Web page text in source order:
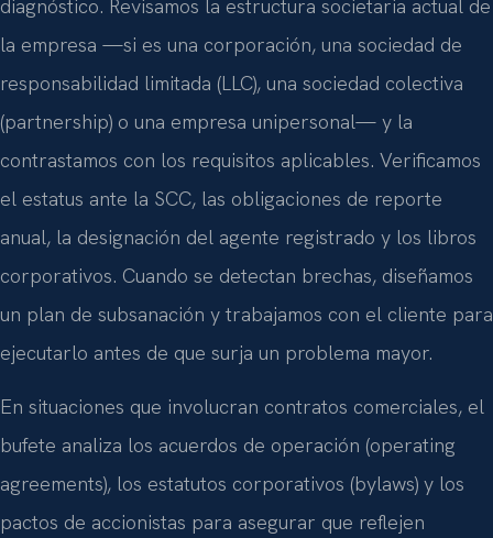
diagnóstico. Revisamos la estructura societaria actual de
la empresa —si es una corporación, una sociedad de
responsabilidad limitada (LLC), una sociedad colectiva
(partnership) o una empresa unipersonal— y la
contrastamos con los requisitos aplicables. Verificamos
el estatus ante la SCC, las obligaciones de reporte
anual, la designación del agente registrado y los libros
corporativos. Cuando se detectan brechas, diseñamos
un plan de subsanación y trabajamos con el cliente para
ejecutarlo antes de que surja un problema mayor.
En situaciones que involucran contratos comerciales, el
bufete analiza los acuerdos de operación (operating
agreements), los estatutos corporativos (bylaws) y los
pactos de accionistas para asegurar que reflejen